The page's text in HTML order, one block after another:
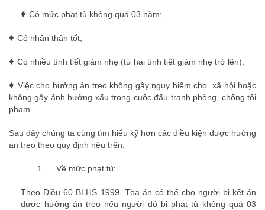
♦Có mức phạt tù không quá 03 năm;.
♦ Có nhân thân tốt;
♦ Có nhiều tình tiết giảm nhẹ (từ hai tình tiết giảm nhẹ trở lên);
♦ Việc cho hưởng án treokhông gây nguy hiểm cho xã hội hoặc
không gây ảnh hưởng xấu trong cuộc đấu tranh phòng, chống tội
phạm.
Sau đây chúng ta cùng tìm hiểu kỹ hơn các điều kiện được hưởng
án treo theo quy định nêu trên.
1. Về mức phạt tù:
Theo Điều 60 BLHS 1999, Tòa án có thể cho người bị kết án
được hưởng án treo nếu người đó bị phạt tù không quá 03